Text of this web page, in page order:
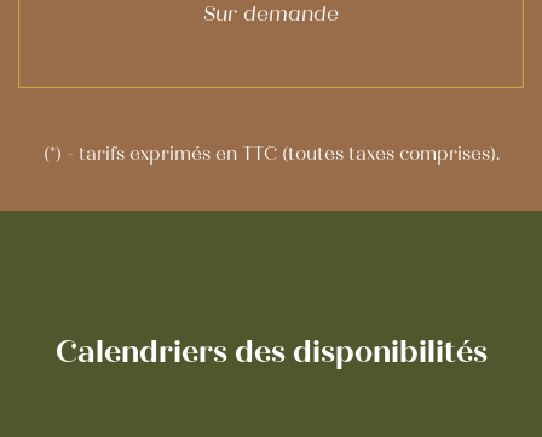
Sur demande
(*) - tarifs exprimés en TTC (toutes taxes comprises).
Calendriers des disponibilités